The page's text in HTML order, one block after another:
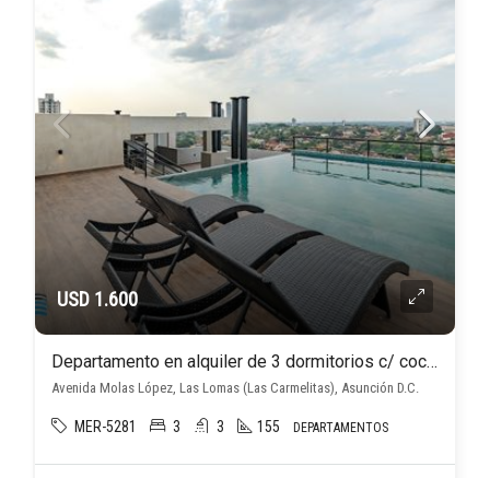
USD 1.600
Departamento en alquiler de 3 dormitorios c/ cochera en Las Lomas (Las Carmelitas)
Avenida Molas López, Las Lomas (Las Carmelitas), Asunción D.C.
MER-5281 3 3 155 DEPARTAMENTOS